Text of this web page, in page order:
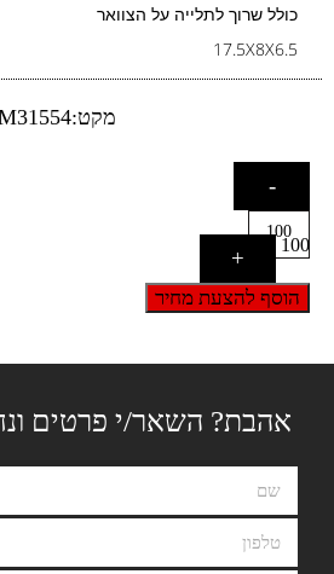
כולל שרוך לתלייה על הצוואר
17.5X8X6.5
מקט:M31554
-
100
+
הוסף להצעת מחיר
אהבת? השאר/י פרטים